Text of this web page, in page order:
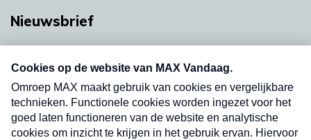
Nieuwsbrief
nieuwsbrief. Elke vrijdag- en dinsdagochtend in
uw mailbox.
Verzend